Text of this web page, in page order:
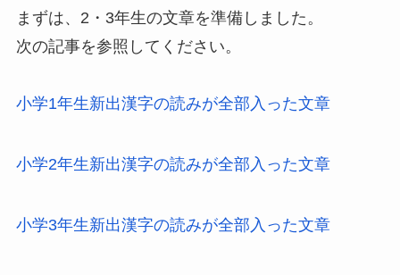
まずは、2・3年生の文章を準備しました。
次の記事を参照してください。
小学1年生新出漢字の読みが全部入った文章
小学2年生新出漢字の読みが全部入った文章
小学3年生新出漢字の読みが全部入った文章